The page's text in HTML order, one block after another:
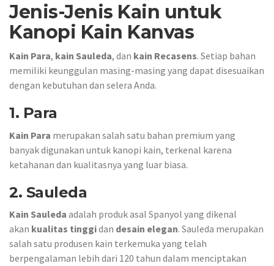
Jenis-Jenis Kain untuk
Kanopi Kain Kanvas
Kain Para, kain Sauleda, dan kain Recasens. Setiap bahan
memiliki keunggulan masing-masing yang dapat disesuaikan
dengan kebutuhan dan selera Anda.
1. Para
Kain Para merupakan salah satu bahan premium yang
banyak digunakan untuk kanopi kain, terkenal karena
ketahanan dan kualitasnya yang luar biasa.
2. Sauleda
Kain Sauleda adalah produk asal Spanyol yang dikenal
akan kualitas tinggidan desain elegan. Sauleda merupakan
salah satu produsen kain terkemuka yang telah
berpengalaman lebih dari 120 tahun dalam menciptakan